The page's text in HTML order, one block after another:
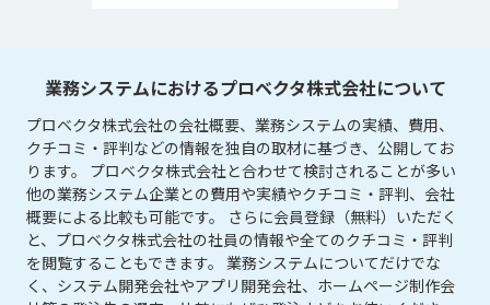
業務システムにおけるプロベクタ株式会社について
プロベクタ株式会社の会社概要、業務システムの実績、費用、
クチコミ・評判などの情報を独自の取材に基づき、公開してお
ります。 プロベクタ株式会社と合わせて検討されることが多い
他の業務システム企業との費用や実績やクチコミ・評判、会社
概要による比較も可能です。 さらに会員登録（無料）いただく
と、プロベクタ株式会社の社員の情報や全てのクチコミ・評判
を閲覧することもできます。 業務システムについてだけでな
く、システム開発会社やアプリ開発会社、ホームページ制作会